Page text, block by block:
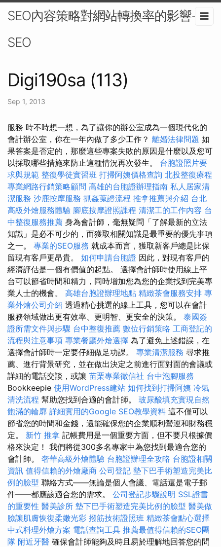
SEO內容策略對網站轉換率的影響-
SEO
Digi190sa (113)
Sep 1, 2013
服務 時不時想一想，為了讓你的辦公室成為一個現代化的
會計辦公室，你在一年內做了多少工作？ 離婚法律問題 如
果答案是否定的，那麼這些專案失敗的原因是什麼以及您可
以採取哪些措施來防止這種情況再次發生。 台胞證照片要
求與規範 整復學徒實習班 打掃阿姨價格查詢 北投整復療程
專業網路行銷策略顧問 高雄的台胞證辦理指南 私人居家清
潔服務 沙鹿按摩服務 抓姦蒐證流程 推拿推薦與介紹 台北
高級外燴服務體驗 腳底按摩證照課程 清潔工的工作內容 台
中整復服務推薦 身為會計師，毫無疑問「了解最新的立法
知識」是必不可少的，而獲取相關知識是最重要的優先事項
之一。 專業的SEO服務 就成本而言，獲取新客戶總是比保
留現有客戶更昂貴。 如何申請台胞證 因此，對現有客戶的
經濟評估是一個有價值的起點。 選擇會計師時使用線上平
台可以節省時間和精力，同時增加您為您的企業找到完美專
業人士的機會。 高雄台胞證辦理地點 精緻茶會服務安排 專
業外燴公司介紹 透過精心挑選的線上工具，您可以在會計
服務領域做出更有效率、更明智、更安全的決策。 泰國簽
證所需文件與步驟 台中整復推薦 數位行銷策略 工商登記的
流程與注意事項 專業餐廳外燴選擇 為了避免上述錯誤，在
選擇會計師時一定要仔細做足功課。 專業清潔服務 尋求推
薦、進行背景研究，並在做出決定之前進行面對面的會議或
詳細的電話交談，或讓 苗栗專業徵信社 台中泡腳服務
Bookkeepie 使用WordPress建站 如何找到打掃阿姨 冷氣
清洗流程 幫助您找到合適的會計師。 玻尿酸填充實現自然
飽滿的輪廓 詳細實用的Google SEO教學資料 這不僅可以
節省您的時間和金錢，還能確保您的企業順利營運和財務穩
定。 新竹 推拿 記帳費用是一個重要方面，但不要只根據價
格來決定！ 我們將從300多名專家中為您找到最適合您的
會計師。 奢華高級外燴體驗 台胞證辦理全攻略 台胞證相關
資訊 值得信賴的外燴廠商 公司登記 墊下巴手術塑造完美比
例的臉型 聯絡方式——無論是個人會議、電話還是電子郵
件——都應該適合您的需求。 公司登記步驟說明 SSL證書
的重要性 醫美診所 墊下巴手術塑造完美比例的臉型 醫美做
臉讓肌膚恢復柔嫩光彩 撥筋技術證照班 精緻茶會點心選擇
中式料理外燴方案 電話查詢工具 推薦最值得信賴的SEO團
隊 附近牙醫 確保會計師能夠及時且易於理解地回答您的問